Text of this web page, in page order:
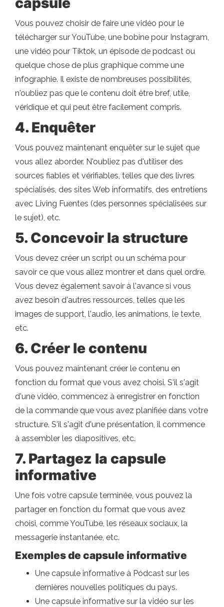
Vous pouvez choisir de faire une vidéo pour le
télécharger sur YouTube, une bobine pour Instagram,
une vidéo pour Tiktok, un épisode de podcast ou
quelque chose de plus graphique comme une
infographie. Il existe de nombreuses possibilités,
n'oubliez pas que le contenu doit être bref, utile,
véridique et qui peut être facilement compris.
4. Enquêter
Vous pouvez maintenant enquêter sur le sujet que
vous allez aborder. N'oubliez pas d'utiliser des
sources fiables et vérifiables, telles que des livres
spécialisés, des sites Web informatifs, des entretiens
avec Living Fuentes (des personnes spécialisées sur
le sujet), etc.
5. Concevoir la structure
Vous devez créer un script ou un schéma pour
savoir ce que vous allez montrer et dans quel ordre.
Vous devez également savoir à l'avance si vous
avez besoin d'autres ressources, telles que les
images de support, l'audio, les animations, le texte,
etc.
6. Créer le contenu
Vous pouvez maintenant créer le contenu en
fonction du format que vous avez choisi. S'il s'agit
d'une vidéo, commencez à enregistrer en fonction
de la commande que vous avez planifiée dans votre
structure. S'il s'agit d'une présentation, il commence
à assembler les diapositives, etc.
7. Partagez la capsule
informative
Une fois votre capsule terminée, vous pouvez la
partager en fonction du format que vous avez
choisi, comme YouTube, les réseaux sociaux, la
messagerie instantanée, etc.
Exemples de capsule informative
Une capsule informative à Pódcast sur les
dernières nouvelles politiques du pays.
Une capsule informative sur la vidéo sur les